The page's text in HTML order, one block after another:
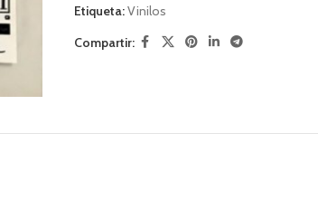
Etiqueta:Vinilos
Compartir: